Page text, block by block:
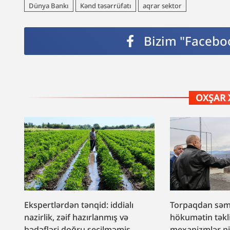
Dünya Bankı Kənd təsərrüfatı aqrar sektor
Bizim
Ekspertlərdən tənqid: iddialı
nazirlik, zəif hazırlanmış və
Torpaqdan
hökumətin